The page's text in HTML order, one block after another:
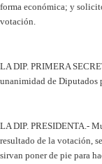
forma económica; y
votación.
LA DIP. PRIMERA
unanimidad de Diputados
LA DIP. PRESIDENTA.-
resultado de la votación,
sirvan poner de pie para